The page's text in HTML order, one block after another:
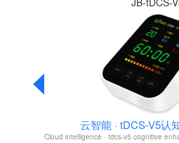
云智能 · tDCS-V5认
Cloud intelligence · tdcs-v5 cognitive